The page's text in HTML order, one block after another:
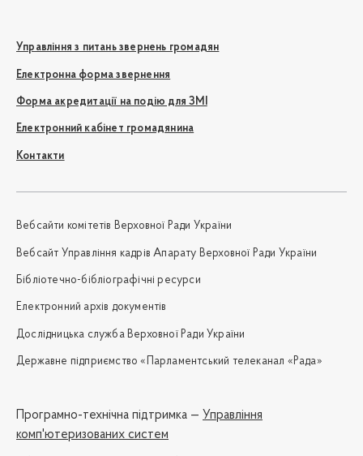
Управління з питань звернень громадян
Електронна форма звернення
Форма акредитації на подію для ЗМІ
Електронний кабінет громадянина
Контакти
Вебсайти комітетів Верховної Ради України
Вебсайт Управління кадрів Апарату Верховної Ради України
Бібліотечно-бібліографічні ресурси
Електронний архів документів
Дослідницька служба Верховної Ради України
Державне підприємство «Парламентський телеканал «Рада»
Програмно-технічна підтримка — Управління
комп'ютеризованих систем